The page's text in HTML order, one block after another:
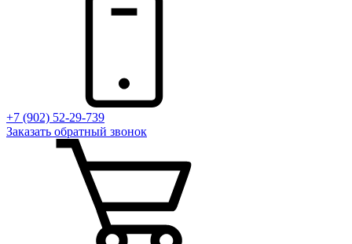
+7 (902) 52-29-739
Заказать обратный звонок